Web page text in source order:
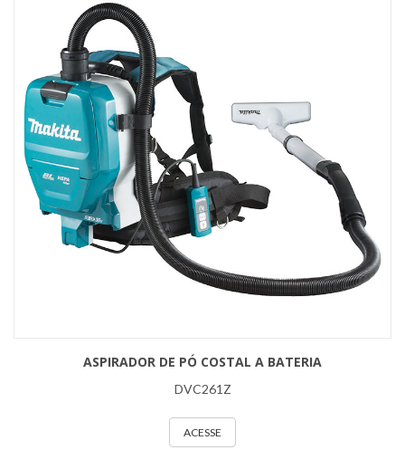
ASPIRADOR DE PÓ COSTAL A BATERIA
DVC261Z
ACESSE